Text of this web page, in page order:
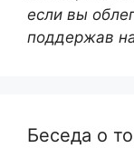
если вы
поддержав
Беседа о